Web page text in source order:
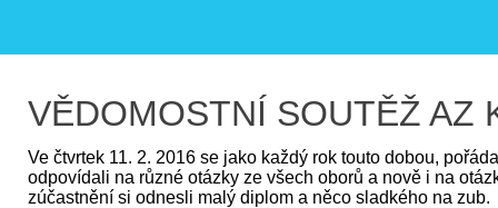
VĚDOMOSTNÍ SOUTĚŽ AZ
Ve čtvrtek 11. 2. 2016 se jako každý rok touto dobou,
odpovídali na různé otázky ze všech oborů a nově i na
zúčastnění si odnesli malý diplom a něco sladkého na zub.